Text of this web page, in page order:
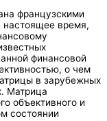
французскими
время,
финансовой
о чем
в зарубежных
Матрица
объективного и
состоянии